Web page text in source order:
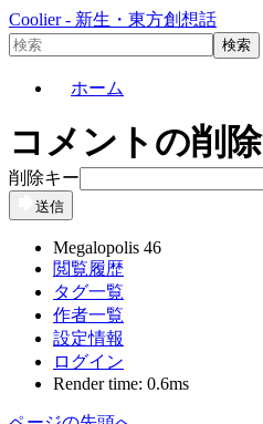
Coolier - 新生・東方創想話
ホーム
コメントの削除
削除キー
送信
Megalopolis 46
閲覧履歴
タグ一覧
作者一覧
設定情報
ログイン
Render time: 0.6ms